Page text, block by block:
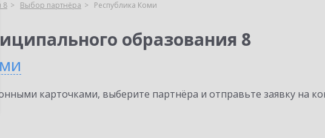
8 Выбор партнёра Республика Коми
образования 8
карточками, выберите партнёра и отправьте заявку на